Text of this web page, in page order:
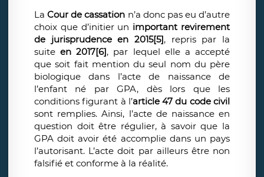
LaCour de cassation n’a donc pas eu d’autre
choix que d’initier un important revirement
de jurisprudence en 2015[5], repris par la
suiteen 2017[6], par lequel elle a accepté
que soit fait mention du seul nom du père
biologique dans l’acte de naissance de
l’enfant né par GPA, dès lors que les
conditions figurant à l’article 47 du code civil
sont remplies. Ainsi, l’acte de naissance en
question doit être régulier, à savoir que la
GPA doit avoir été accomplie dans un pays
l’autorisant. L’acte doit par ailleurs être non
falsifié et conforme à la réalité.